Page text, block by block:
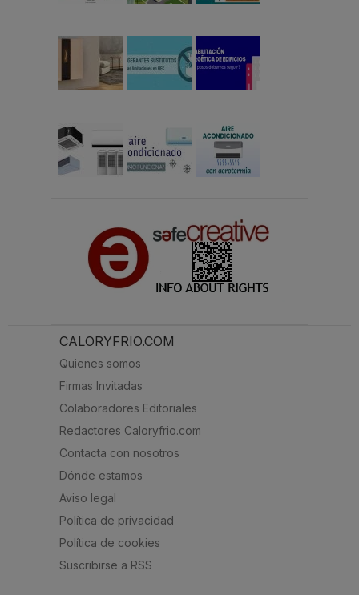
CALORYFRIO.COM
Quienes somos
Firmas Invitadas
Colaboradores Editoriales
Redactores Caloryfrio.com
Contacta con nosotros
Dónde estamos
Aviso legal
Política de privacidad
Política de cookies
Suscribirse a RSS